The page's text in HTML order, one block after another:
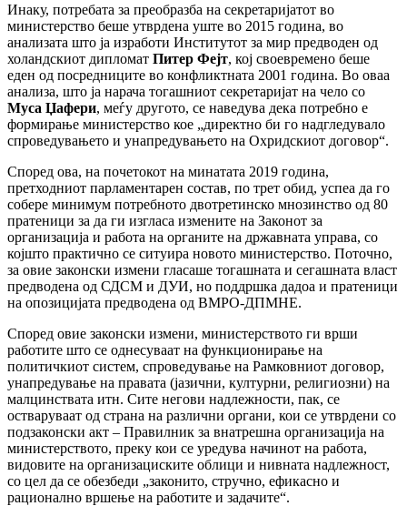
Инаку, потребата за преобразба на секретаријатот во
министерство беше утврдена уште во 2015 година, во
анализата што ја изработи Институтот за мир предводен од
холандскиот дипломат Питер Фејт, кој своевремено беше
еден од посредниците во конфликтната 2001 година. Во оваа
анализа, што ја нарача тогашниот секретаријат на чело со
Муса Џафери, меѓу другото, се наведува дека потребно е
формирање министерство кое „директно би го надгледувало
спроведувањето и унапредувањето на Охридскиот договор“.
Според ова, на почетокот на минатата 2019 година,
претходниот парламентарен состав, по трет обид, успеа да го
собере минимум потребното двотретинско мнозинство од 80
пратеници за да ги изгласа измените на Законот за
организација и работа на органите на државната управа, со
којшто практично се ситуира новото министерство. Поточно,
за овие законски измени гласаше тогашната и сегашната власт
предводена од СДСМ и ДУИ, но поддршка дадоа и пратеници
на опозицијата предводена од ВМРО-ДПМНЕ.
Според овие законски измени, министерството ги врши
работите што се однесуваат на функционирање на
политичкиот систем, спроведување на Рамковниот договор,
унапредување на правата (јазични, културни, религиозни) на
малцинствата итн. Сите негови надлежности, пак, се
остваруваат од страна на различни органи, кои се утврдени со
подзаконски акт – Правилник за внатрешна организација на
министерството, преку кои се уредува начинот на работа,
видовите на организациските облици и нивната надлежност,
со цел да се обезбеди „законито, стручно, ефикасно и
рационално вршење на работите и задачите“.